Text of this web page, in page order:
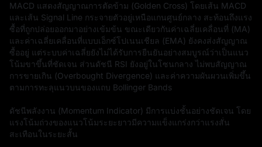
MACD แสดงสัญญาณการตัดข้าม (Golden Cross) โดยเส้น MACD
และเส้น Signal Line กระจายตัวอยู่เหนือแกนศูนย์กลาง สะท้อนถึงแรง
ซื้อที่ถูกปล่อยออกมาอย่างเข้มข้น ขณะเดียวกันค่าเฉลี่ยเคลื่อนที่ (MA)
และค่าเฉลี่ยเคลื่อนที่แบบเอ็กซ์โปเนนเชียล (EMA) ยังคงส่งสัญญาณ
ซื้ออยู่ แต่ระบบค่าเฉลี่ยยังไม่ได้รับการยืนยันอย่างสมบูรณ์ว่าเป็นแนว
โน้มขาขึ้นที่ชัดเจน ส่วนดัชนี RSI ยังอยู่ในโซนกลาง ไม่พบสัญญาณ
การขายเกิน (Overbought Divergence) และค่าความผันผวนเพิ่มขึ้น
ตามการทะลุแนวบนของแถบ Bollinger Bands
ดัชนีพลังงาน (Momentum Indicator) มีการแบ่งชั้นอย่างชัดเจน โดย
แรงโน้มถ่วงของแนวโน้มระยะยาวมีความแข็งแกร่งกว่าแรงสั่น
สะเทือนในระยะสั้น